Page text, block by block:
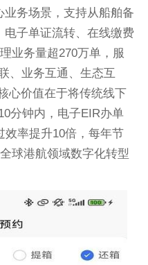
务场景，支持从船舶备
子单证流转、在线缴费
业务量超270万单，服
、业务互通、生态互
心价值在于将传统线下
分钟内，电子EIR办单
效率提升10倍，每年节
球港航领域数字化转型